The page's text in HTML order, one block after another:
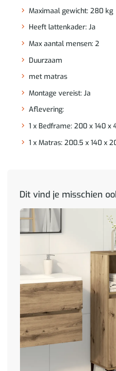
Maximaal gewicht: 280 kg
Heeft lattenkader: Ja
Max aantal mensen: 2
Duurzaam
met matras
Montage vereist: Ja
Aflevering:
1 x Bedframe: 200 x 140 x
1 x Matras: 200.5 x 140 x
Dit vind je misschien